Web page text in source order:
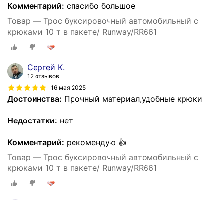
Комментарий: спасибо большое
Товар — Трос буксировочный автомобильный с
крюками 10 т в пакете/ Runway/RR661
Сергей К.
12 отзывов
16 мая 2025
Достоинства: Прочный материал,удобные крюки
Недостатки: нет
Комментарий: рекомендую 👍
Товар — Трос буксировочный автомобильный с
крюками 10 т в пакете/ Runway/RR661